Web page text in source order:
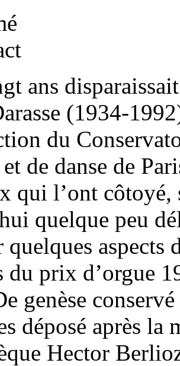
ans
(1934-
du
de danse de
qui l’ont
quelque peu
quelques aspects
du prix d’orgue
genèse
déposé après
Hector